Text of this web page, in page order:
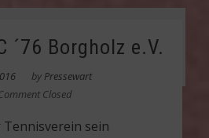
´76 Borgholz e.V.
by Pressewart
Closed
sein